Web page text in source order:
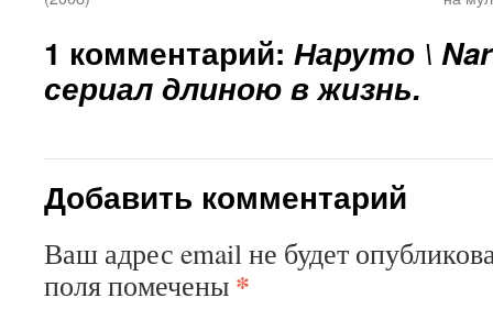
1 комментарий: Наруто \
сериал длиною в жизнь.
Добавить комментарий
Ваш адрес email не будет
поля помечены *